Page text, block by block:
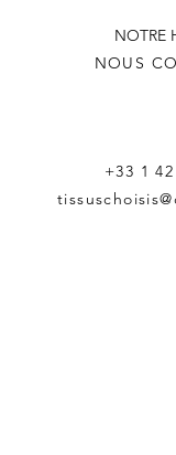
NOTRE
NOUS
+33 1